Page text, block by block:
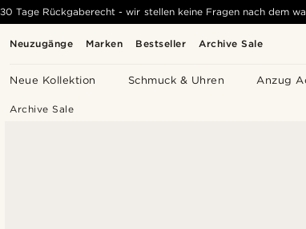
Neuzugänge Marken Bestseller Archive Sale
Neue Kollektion Schmuck & Uhren Anzug
30 Tage Rückgaberecht - wir stellen keine Fragen nach dem
Archive Sale